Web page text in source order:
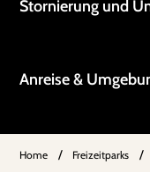
Stornierung und
Anreise &
Home / Freizeitparks /